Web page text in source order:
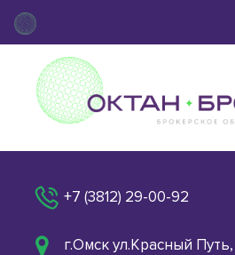
+7 (3812) 29-00-92
г.Омск ул.Красный Путь,